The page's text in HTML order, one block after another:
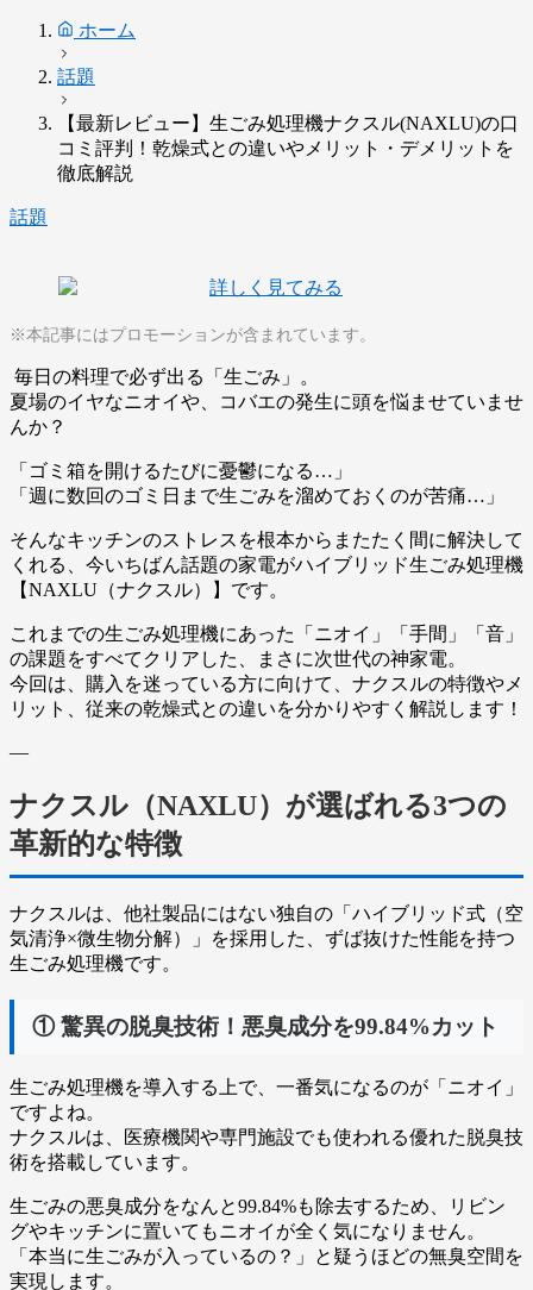
ホーム
話題
【最新レビュー】生ごみ処理機ナクスル(NAXLU)の口
コミ評判！乾燥式との違いやメリット・デメリットを
徹底解説
話題
※本記事にはプロモーションが含まれています。
毎日の料理で必ず出る「生ごみ」。
夏場のイヤなニオイや、コバエの発生に頭を悩ませていませ
んか？
「ゴミ箱を開けるたびに憂鬱になる…」
「週に数回のゴミ日まで生ごみを溜めておくのが苦痛…」
そんなキッチンのストレスを根本からまたたく間に解決して
くれる、今いちばん話題の家電がハイブリッド生ごみ処理機
【NAXLU（ナクスル）】 です。
これまでの生ごみ処理機にあった「ニオイ」「手間」「音」
の課題をすべてクリアした、まさに次世代の神家電。
今回は、購入を迷っている方に向けて、ナクスルの特徴やメ
リット、従来の乾燥式との違いを分かりやすく解説します！
—
ナクスル（NAXLU）が選ばれる3つの
革新的な特徴
ナクスルは、他社製品にはない独自の「ハイブリッド式（空
気清浄×微生物分解）」を採用した、ずば抜けた性能を持つ
生ごみ処理機です。
① 驚異の脱臭技術！悪臭成分を99.84%カット
生ごみ処理機を導入する上で、一番気になるのが「ニオイ」
ですよね。
ナクスルは、医療機関や専門施設でも使われる優れた脱臭技
術を搭載しています。
生ごみの悪臭成分をなんと99.84%も除去するため、リビン
グやキッチンに置いてもニオイが全く気になりません。
「本当に生ごみが入っているの？」と疑うほどの無臭空間を
実現します。